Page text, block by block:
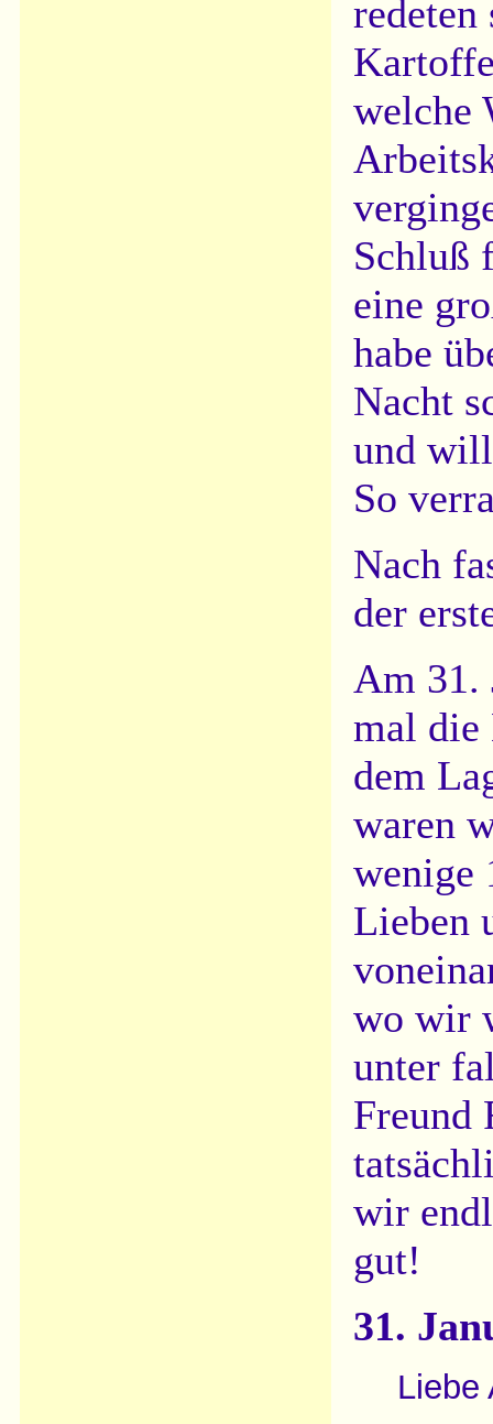
welche
Schluß
eine
habe
Nacht
und will
So
Nach
der
Am 31.
mal die
dem
waren
wenige
Lieben
wo wir
unter
Freund
wir
gut!
31.
Liebe